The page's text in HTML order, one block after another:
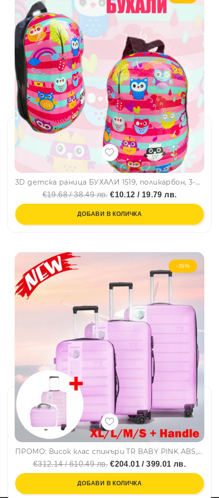
3D детска раница БУХАЛИ 1519, поликарбон, 3-8 г.
€19.68 / 38.49 лв.€10.12 / 19.79 лв.
ДОБАВИ В КОЛИЧКА
-35%
ПРОМО: Висок клас спинъри ТR BABY PINK ABS,четири въртящи колелца, заключване с цифров шифър, комплект 5бр, куфари
€312.14 / 610.49 лв.€204.01 / 399.01 лв.
ДОБАВИ В КОЛИЧКА